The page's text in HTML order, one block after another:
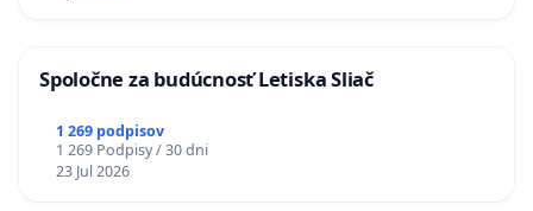
Spoločne za budúcnosť Letiska Sliač
1 269 podpisov
1 269 Podpisy / 30 dni
23 Jul 2026